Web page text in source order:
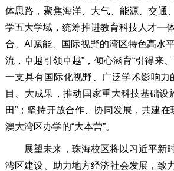
体思路，聚焦海洋、大气、能源、交通
学五大学域，统筹推进教育科技人才一
合、AI赋能、国际视野的湾区特色高水
流，卓越引领卓越”，倾心涵育“引得来
一支具有国际化视野、广泛学术影响
目、大成果，推动国家重大科技基础
田”；坚持开放合作、协同发展，共建
澳大湾区办学的“大本营”。
展望未来，珠海校区将以习近平新
湾区建设、助力地方经济社会发展，致